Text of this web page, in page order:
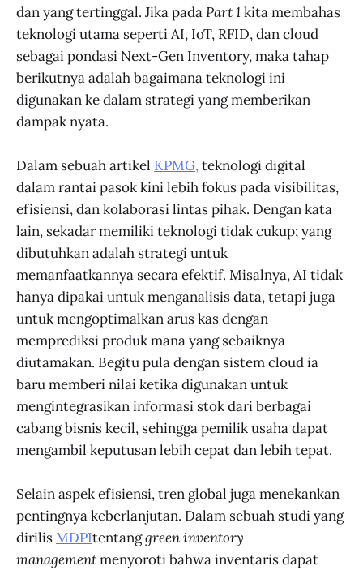
dan yang tertinggal. Jika padaPart 1kita membahas
teknologi utama seperti AI, IoT, RFID, dan cloud
sebagai pondasi Next-Gen Inventory, maka tahap
berikutnya adalah bagaimana teknologi ini
digunakan ke dalam strategi yang memberikan
dampak nyata.
Dalam sebuah artikel KPMG,teknologi digital
dalam rantai pasok kini lebih fokus pada visibilitas,
efisiensi, dan kolaborasi lintas pihak. Dengan kata
lain, sekadar memiliki teknologi tidak cukup; yang
dibutuhkan adalah strategi untuk
memanfaatkannya secara efektif. Misalnya, AI tidak
hanya dipakai untuk menganalisis data, tetapi juga
untuk mengoptimalkan arus kas dengan
memprediksi produk mana yang sebaiknya
diutamakan. Begitu pula dengan sistem cloud ia
baru memberi nilai ketika digunakan untuk
mengintegrasikan informasi stok dari berbagai
cabang bisnis kecil, sehingga pemilik usaha dapat
mengambil keputusan lebih cepat dan lebih tepat.
Selain aspek efisiensi, tren global juga menekankan
pentingnya keberlanjutan. Dalam sebuah studi yang
dirilisMDPItentanggreen inventory
managementmenyoroti bahwa inventaris dapat